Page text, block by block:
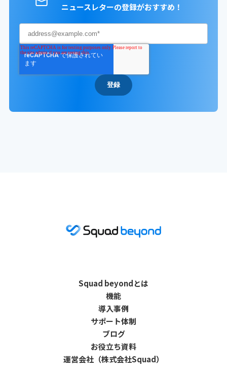
ニュースレターの登録がおすすめ！
Squad beyondとは
機能
導入事例
サポート体制
ブログ
お役立ち資料
運営会社（株式会社Squad）